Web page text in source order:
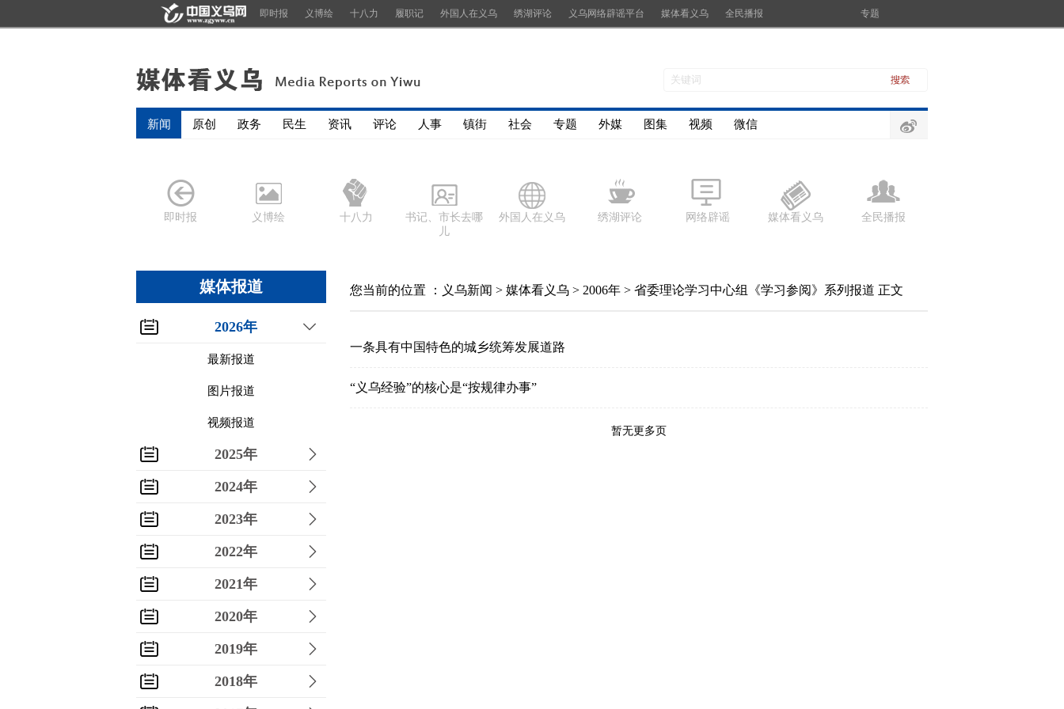
即时报 义博绘 十八力 履职记 外国人在义乌 绣湖评论 义乌网络辟谣平台 媒体看义乌 全民播报 专题
新闻 原创 政务 民生 资讯 评论 人事 镇街 社会 专题 外媒 图集 视频 微信
即时报 义博绘 十八力
书记、市长去哪
儿
外国人在义乌 绣湖评论 网络辟谣 媒体看义乌 全民播报
媒体报道
2026年
最新报道
图片报道
视频报道
2025年
2024年
2023年
2022年
2021年
2020年
2019年
2018年
您当前的位置 ： 义乌新闻 > 媒体看义乌 > 2006年 > 省委理论学习中心组《学习参阅》系列报道 正文
一条具有中国特色的城乡统筹发展道路
“义乌经验”的核心是“按规律办事”
暂无更多页